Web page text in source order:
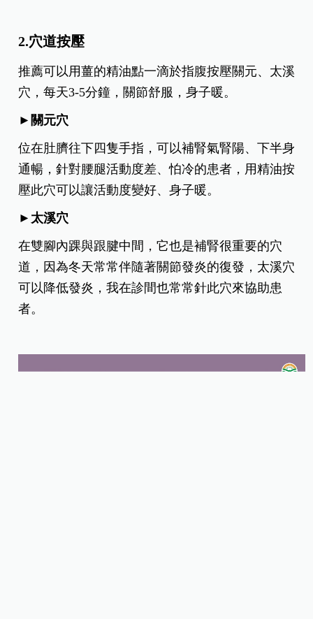
2.穴道按壓
推薦可以用薑的精油點一滴於指腹按壓關元、太溪
穴，每天3-5分鐘，關節舒服，身子暖。
►關元穴
位在肚臍往下四隻手指，可以補腎氣腎陽、下半身
通暢，針對腰腿活動度差、怕冷的患者，用精油按
壓此穴可以讓活動度變好、身子暖。
►太溪穴
在雙腳內踝與跟腱中間，它也是補腎很重要的穴
道，因為冬天常常伴隨著關節發炎的復發，太溪穴
可以降低發炎，我在診間也常常針此穴來協助患
者。